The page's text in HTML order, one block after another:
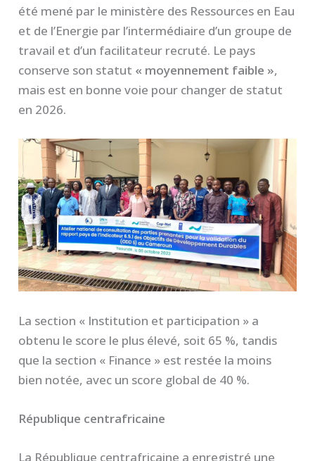
été mené par le ministère des Ressources en Eau
et de l’Energie par l’intermédiaire d’un groupe de
travail et d’un facilitateur recruté. Le pays
conserve son statut « moyennement faible »,
mais est en bonne voie pour changer de statut
en 2026.
La section « Institution et participation » a
obtenu le score le plus élevé, soit 65 %, tandis
que la section « Finance » est restée la moins
bien notée, avec un score global de 40 %.
République centrafricaine
La République centrafricaine a enregistré une